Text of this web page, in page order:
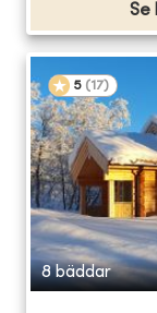
Se
5 (17)
8 bäddar